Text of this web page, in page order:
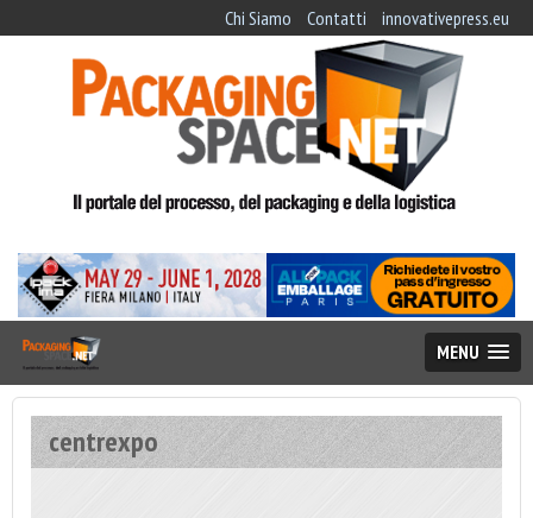
Chi Siamo Contatti innovativepress.eu
MENU
centrexpo